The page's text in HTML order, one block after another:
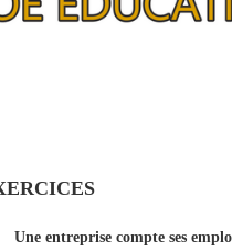
Une entreprise compte ses